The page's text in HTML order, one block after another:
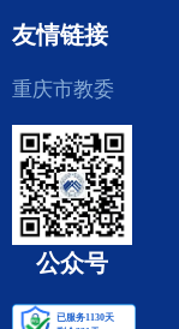
友情链接
重庆市教委
公众号